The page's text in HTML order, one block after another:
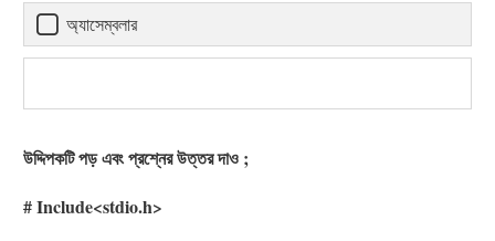
অ্যাসেম্বলার
উদ্দিপকটি পড় এবং প্রশ্নের উত্তর দাও ;
# Include<stdio.h>